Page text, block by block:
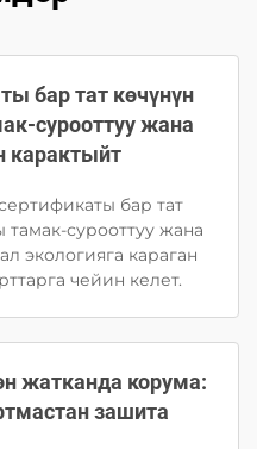
бар тат көчүнүн
сурооттуу жана
карактыйт
бар тат
сурооттуу жана
экологияга караган
чейин келет.
жатканда корума:
зашита